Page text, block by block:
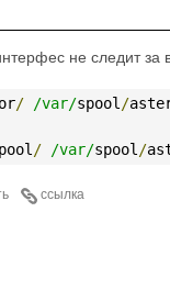
не следит
/ /var/spool /
/ /var/spool /
ссылка